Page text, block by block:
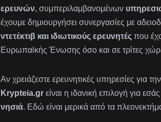
ερευνών, συμπεριλαμβανομένων
έχουμε δημιουργήσει συνεργασίες με
ντετέκτιβ και ιδιωτικούς ερευνητέςπου
Ευρωπαϊκής Ένωσης όσο και σε τρίτες
Αν χρειάζεστε ερευνητικές υπηρεσίες για
Krypteia.grείναι η ιδανική επιλογή για
νησιά. Εδώ είναι μερικά από τα